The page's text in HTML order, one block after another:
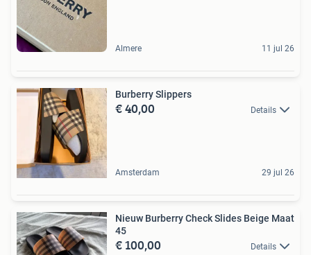
Almere 11 jul 26
Burberry Slippers
€ 40,00 Details
Amsterdam 29 jul 26
Nieuw Burberry Check Slides Beige Maat
45
€ 100,00 Details